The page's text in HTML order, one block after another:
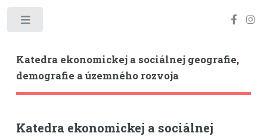
Katedra ekonomickej a sociálnej geografie,
demografie a územného rozvoja
Katedra ekonomickej a sociálnej